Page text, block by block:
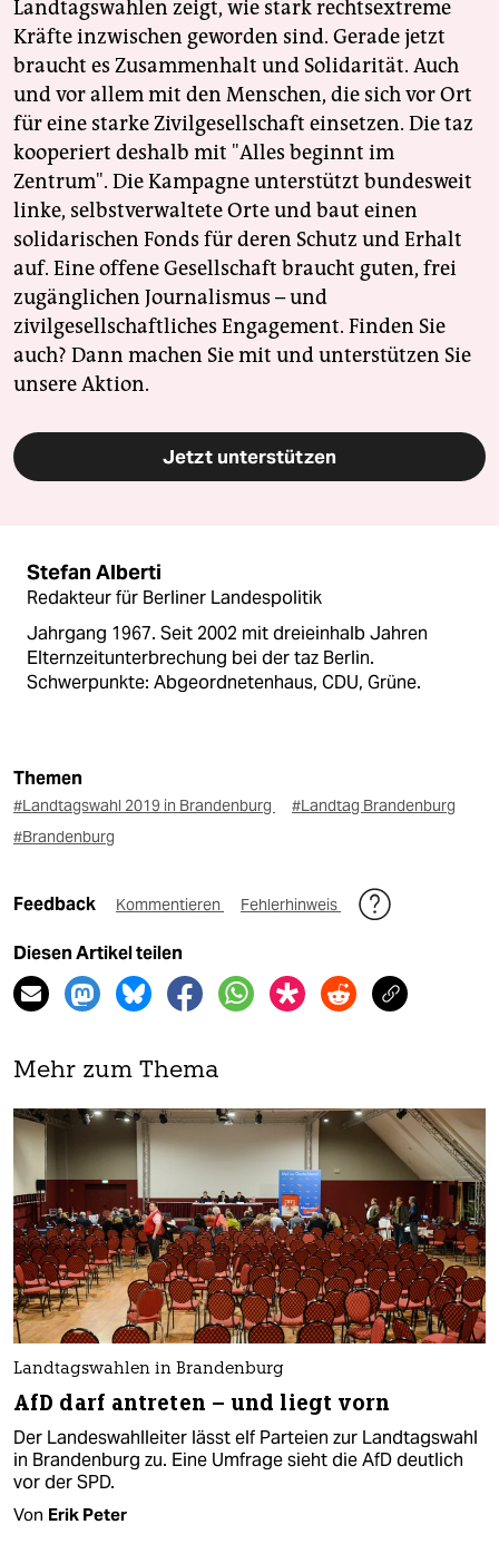
Landtagswahlen zeigt, wie stark rechtsextreme
Kräfte inzwischen geworden sind. Gerade jetzt
braucht es Zusammenhalt und Solidarität. Auch
und vor allem mit den Menschen, die sich vor Ort
für eine starke Zivilgesellschaft einsetzen. Die taz
kooperiert deshalb mit "Alles beginnt im
Zentrum". Die Kampagne unterstützt bundesweit
linke, selbstverwaltete Orte und baut einen
solidarischen Fonds für deren Schutz und Erhalt
auf. Eine offene Gesellschaft braucht guten, frei
zugänglichen Journalismus – und
zivilgesellschaftliches Engagement. Finden Sie
auch? Dann machen Sie mit und unterstützen Sie
unsere Aktion.
Jetzt unterstützen
Stefan Alberti
Redakteur für Berliner Landespolitik
Jahrgang 1967. Seit 2002 mit dreieinhalb Jahren
Elternzeitunterbrechung bei der taz Berlin.
Schwerpunkte: Abgeordnetenhaus, CDU, Grüne.
Themen
#Landtagswahl 2019 in Brandenburg
#Landtag Brandenburg
#Brandenburg
Feedback Kommentieren Fehlerhinweis
Diesen Artikel teilen
Mehr zum Thema
Landtagswahlen in Brandenburg
AfD darf antreten – und liegt vorn
Der Landeswahlleiter lässt elf Parteien zur Landtagswahl
in Brandenburg zu. Eine Umfrage sieht die AfD deutlich
vor der SPD.
Von Erik Peter